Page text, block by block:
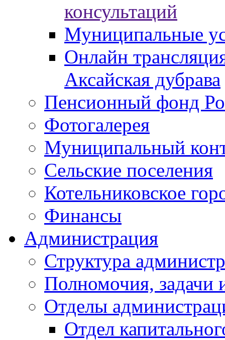
консультаций
Муниципальные
Онлайн
Аксайская дубрава
Пенсионный фонд
Фотогалерея
Муниципальный
Сельские поселения
Котельниковское
Финансы
Администрация
Структура
Полномочия, задачи
Отделы
Отдел